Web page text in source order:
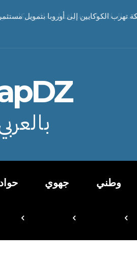
تهرب الكوكايين إلى أوروبا بتمويل مستثمرين
الملاحة الجوية واقتراب طائرة
وطني جهوي